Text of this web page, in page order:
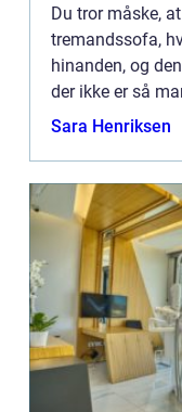
Du tror måske,
tremandssofa,
hinanden, og
der ikke er så
deres hjem? Det
Sara Henriksen